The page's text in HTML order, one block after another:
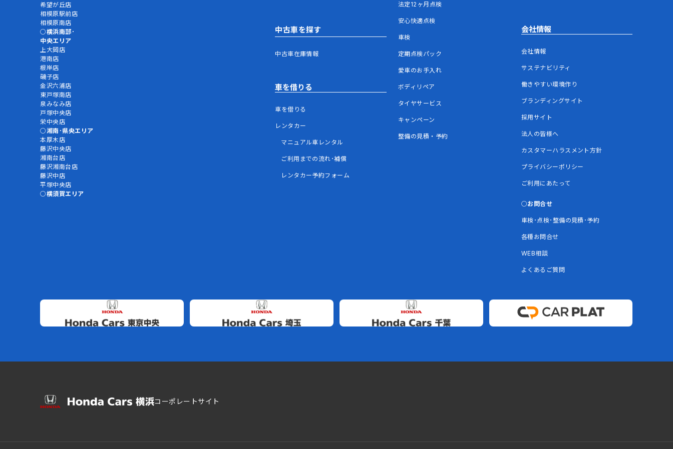
希望が丘店
相模原駅前店
相模原南店
横浜南部･
中央エリア
上大岡店
港南店
根岸店
磯子店
金沢六浦店
東戸塚南店
泉みなみ店
戸塚中央店
栄中央店
湘南･県央エリア
本厚木店
藤沢中央店
湘南台店
藤沢湘南台店
藤沢中店
平塚中央店
横須賀エリア
中古車を探す
中古車在庫情報
車を借りる
車を借りる
レンタカー
マニュアル車レンタル
ご利用までの流れ･補償
レンタカー予約フォーム
法定12ヶ月点検
安心快適点検
車検
定期点検パック
愛車のお手入れ
ボディリペア
タイヤサービス
キャンペーン
整備の見積・予約
会社情報
会社情報
サステナビリティ
働きやすい環境作り
ブランディングサイト
採用サイト
法人の皆様へ
カスタマーハラスメント方針
プライバシーポリシー
ご利用にあたって
お問合せ
車検･点検･整備の見積･予約
各種お問合せ
WEB相談
よくあるご質問
コーポレートサイト